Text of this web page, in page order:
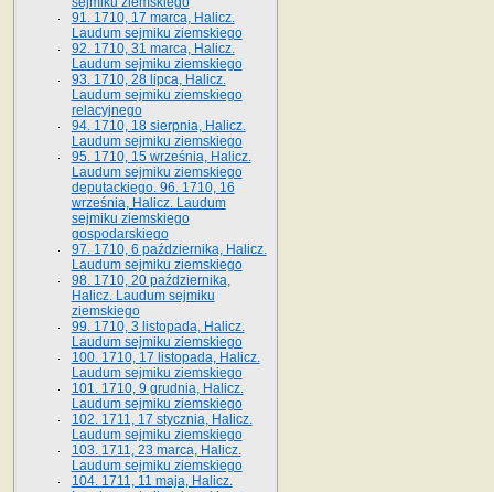
91. 1710, 17 marca, Halicz.
Laudum sejmiku ziemskiego
92. 1710, 31 marca, Halicz.
Laudum sejmiku ziemskiego
93. 1710, 28 lipca, Halicz.
Laudum sejmiku ziemskiego
relacyjnego
94. 1710, 18 sierpnia, Halicz.
Laudum sejmiku ziemskiego
95. 1710, 15 września, Halicz.
Laudum sejmiku ziemskiego
deputackiego. 96. 1710, 16
września, Halicz. Laudum
sejmiku ziemskiego
gospodarskiego
97. 1710, 6 października, Halicz.
Laudum sejmiku ziemskiego
98. 1710, 20 października,
Halicz. Laudum sejmiku
ziemskiego
99. 1710, 3 listopada, Halicz.
Laudum sejmiku ziemskiego
100. 1710, 17 listopada, Halicz.
Laudum sejmiku ziemskiego
101. 1710, 9 grudnia, Halicz.
Laudum sejmiku ziemskiego
102. 1711, 17 stycznia, Halicz.
Laudum sejmiku ziemskiego
103. 1711, 23 marca, Halicz.
Laudum sejmiku ziemskiego
104. 1711, 11 maja, Halicz.